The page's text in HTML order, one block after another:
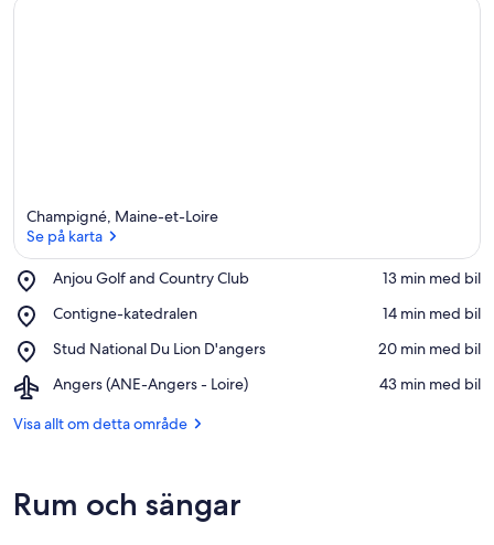
Champigné, Maine-et-Loire
Se på karta
Anjou Golf and Country Club
Place,
Golf
Country
Club
‪13 min med bil‬
Contigne-katedralen
Place,
katedralen
‪14 min med bil‬
Stud National Du Lion D'angers
Place,
National
Lion
‪20 min med bil‬
Angers (ANE-Angers - Loire)
Airport,
(ANE-
‪43 min med bil‬
Visa allt om detta område
Rum och sängar